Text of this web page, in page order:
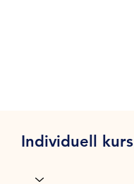
Individuell kurs